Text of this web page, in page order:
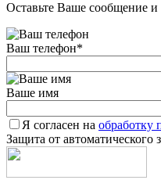
Оставьте Ваше сообщение
Ваш телефон*
Ваше имя
Я согласен на обработку
Защита от автоматического